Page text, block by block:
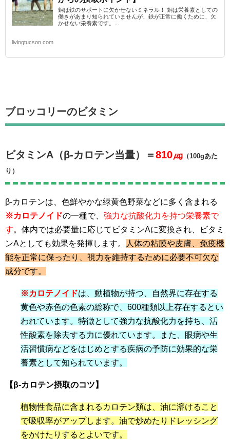
銅は鉄のサポートに欠かせないミネラル！ 銅は栄養素としての
働きがあまり知られていませんが、鉄が正常に働くために、欠
かせない栄養素です。...
livingtucson.com
ブロッコリーのビタミン
ビタミンA（β-カロテン当量）＝810㎍ （100gあた
り）
β-カロテンは、色鮮やかな緑黄色野菜などに多く含まれる
※カロテノイドの一種で、 強力な抗酸化力を持つ栄養素で
す。体内では必要量に応じてビタミンAに変換され、ビタミ
ンAとしても効果を発揮します。
人体の粘膜や皮膚、免疫機
能を正常に保ったり、視力を維持するために必要不可欠な
成分です。
※カロテノイドは、動植物が持つ、自然界に存在する
黄色や赤色の色素の総称で、600種類以上存在するとい
われています。特徴として強力な抗酸化力を持ち、活
性酸素を除去する力に優れています。また、眼病や生
活習慣病などをはじめとする疾病の予防に効果的な栄
養素として知られています。
【β-カロテン摂取のコツ】
植物性食品に含まれるカロテン類は、油に溶けること
で吸収率がアップします。油で炒めたりドレッシング
をかけたりするとよいです。